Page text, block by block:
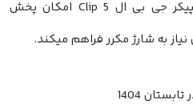
با 12 ساعت عمر باتری، اسپیکر جی بی ال Clip 5 امکان پخش
مکرر فراهم میکند.